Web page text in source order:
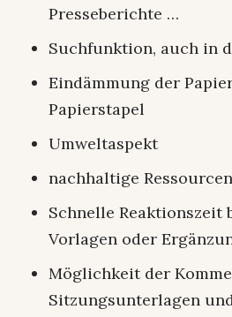
Presseberichte …
Suchfunktion, auch in
Eindämmung der
Papierstapel
Umweltaspekt
nachhaltige
Schnelle Reaktionszeit
Vorlagen oder
Möglichkeit der
Sitzungsunterlagen